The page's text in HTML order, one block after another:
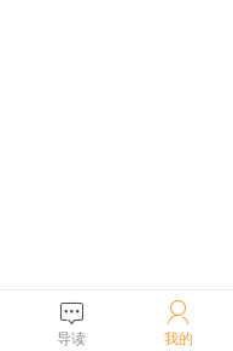

导读

我的